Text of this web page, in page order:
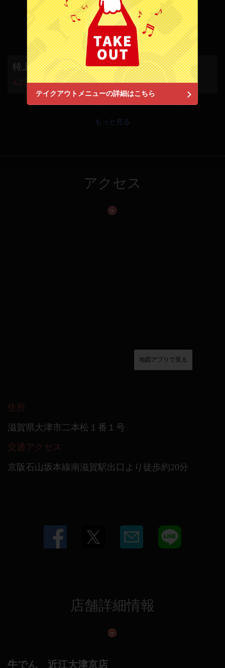
テイクアウトメニューの詳細はこちら
特上近江牛五種盛ランチ 180g
4,279円(税込)
もっと見る
アクセス
地図アプリで見る
住所
滋賀県大津市二本松１番１号
交通アクセス
京阪石山坂本線南滋賀駅出口より徒歩約20分
店舗詳細情報
牛でん 近江大津京店
お店情報をコピー
閉じる